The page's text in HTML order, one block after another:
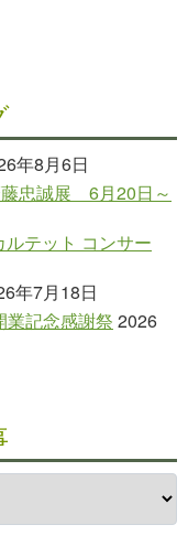
年8月6日
忠誠展 6月20日～
ルテット コンサー
年7月18日
記念感謝祭 2026